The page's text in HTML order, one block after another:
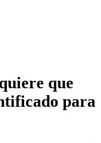
que
para